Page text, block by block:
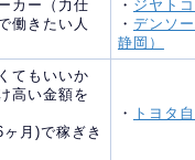
カー（力仕
働きたい人
・ ジヤト
・ デンソ
静岡）
てもいいか
高い金額を
月)で稼ぎき
・ トヨタ